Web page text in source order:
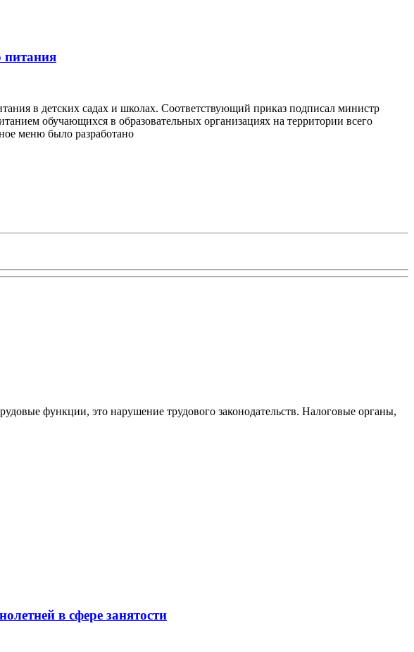
питания
в детских садах и школах. Соответствующий приказ подписал министр
обучающихся в образовательных организациях на территории всего
меню было разработано
функции, это нарушение трудового законодательств. Налоговые органы,
в сфере занятости